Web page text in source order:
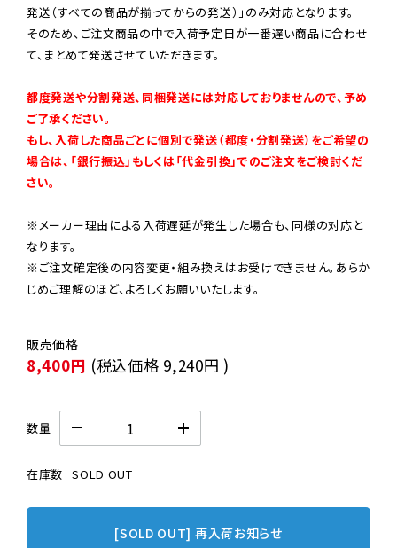
発送（すべての商品が揃ってからの発送）」のみ対応となります。
そのため、ご注文商品の中で入荷予定日が一番遅い商品に合わせ
て、まとめて発送させていただきます。
都度発送や分割発送、同梱発送には対応しておりませんので、予め
ご了承ください。
もし、入荷した商品ごとに個別で発送（都度・分割発送）をご希望の
場合は、「銀行振込」もしくは「代金引換」でのご注文をご検討くだ
さい。
※メーカー理由による入荷遅延が発生した場合も、同様の対応と
なります。
※ご注文確定後の内容変更・組み換えはお受けできません。あらか
じめご理解のほど、よろしくお願いいたします。
8,400円 (税込価格 9,240円 )
数量
在庫数 SOLD OUT
[SOLD OUT] 再入荷お知らせ